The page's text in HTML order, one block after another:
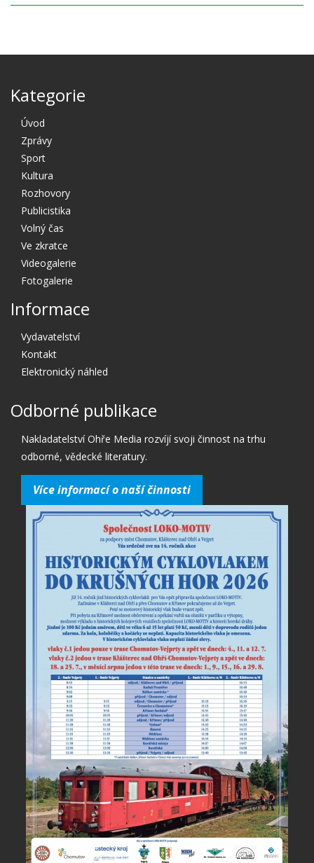
Kategorie
Úvod
Zprávy
Sport
Kultura
Rozhovory
Publicistika
Volný čas
Ve zkratce
Videogalerie
Fotogalerie
Informace
Vydavatelství
Kontakt
Elektronický náhled
Odborné publikace
Nakladatelství Ohře Media rozvíjí svoji činnost na trhu
odborné, vědecké literatury.
Více informací o naší činnosti